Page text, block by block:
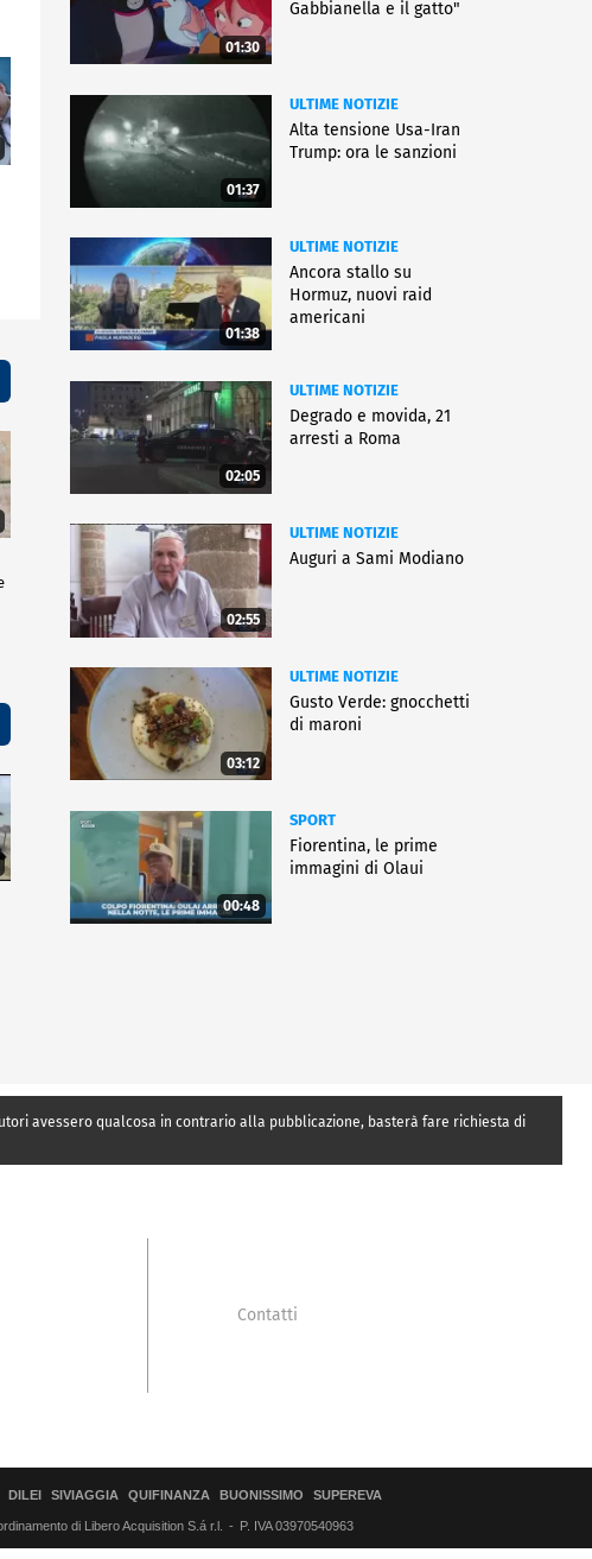
01:30
Gabbianella e il gatto"
01:37
ULTIME NOTIZIE
Alta tensione Usa-Iran
Trump: ora le sanzioni
01:38
ULTIME NOTIZIE
Ancora stallo su
Hormuz, nuovi raid
americani
02:05
ULTIME NOTIZIE
Degrado e movida, 21
arresti a Roma
02:55
ULTIME NOTIZIE
Auguri a Sami Modiano
03:12
ULTIME NOTIZIE
Gusto Verde: gnocchetti
di maroni
00:48
SPORT
Fiorentina, le prime
immagini di Olaui
avessero qualcosa in contrario alla pubblicazione, basterà fare richiesta di
Contatti
DILEI SIVIAGGIA QUIFINANZA BUONISSIMO SUPEREVA
di Libero Acquisition S.á r.l. P. IVA 03970540963